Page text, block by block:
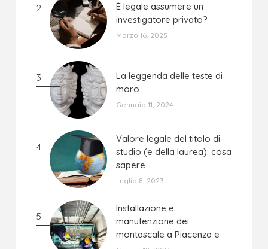
2
È legale assumere un
investigatore privato?
È legale assumere un
investigatore privato?
Marzo 16, 2025
3
La leggenda delle teste di
moro
La leggenda delle teste di
moro
Gennaio 11, 2024
4
Valore legale del titolo di
studio (e della laurea): cosa
sapere
Valore legale del titolo di
studio (e della laurea): cosa
sapere
Luglio 8, 2023
5
Installazione e
manutenzione dei
montascale a Piacenza e
Installazione e
manutenzione dei
montascale a Piacenza e